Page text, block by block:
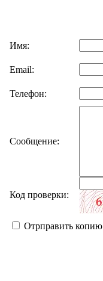
Имя:
Email:
Телефон:
Сообщение:
Код проверки:
Отрправить